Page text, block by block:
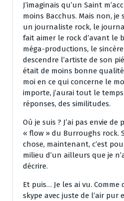
J’imaginais qu’un Saint
moins Bacchus. Mais non,
un journaliste rock, le
fait aimer le rock d’avant le
méga-productions, le
descendre l’artiste de son
était de moins bonne
moi en ce qui concerne le
importe, j’aurai tout le
réponses, des similitudes.
Où je suis ? J’ai pas envie
« flow » du Burroughs rock.
chose, maintenant, c’est
milieu d’un ailleurs que je
décrire.
Et puis… Je les ai vu. Comme
skype avec juste de l’air pur